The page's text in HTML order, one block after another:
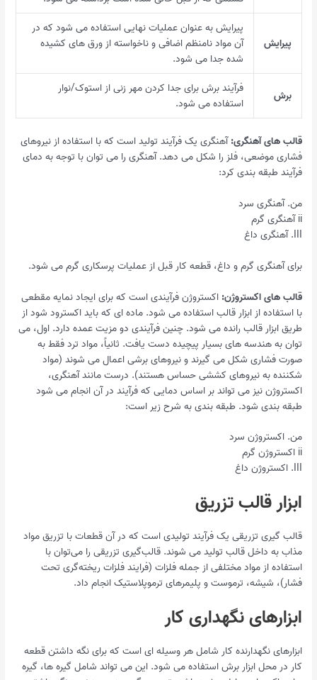
پیرایش
پیرایش به عنوان عملیات نهایی استفاده می شود که در
آن مواد نامنظم اضافی و ناخواسته از ورق های کشیده
شده جدا می شود.
برش
فرآیند برش برای جدا کردن مهر زنی از استوک/نوار
استفاده می شود.
قالب های آهنگری:آهنگری یک فرآیند تولید است که با استفاده از نیروهای
فشاری موضعی، فلز را شکل می دهد. آهنگری را می توان با توجه به دمای
فرآیند طبقه بندی کرد:
من. آهنگری سرد
ii آهنگری گرم
III. آهنگری داغ
برای آهنگری گرم و داغ، قطعه کار قبل از عملیات پرسکاری گرم می شود.
قالب های اکستروژن:اکستروژن فرآیندی است که برای ایجاد نمایه مقطعی
با استفاده از ابزار قالب استفاده می شود. ماده ای که باید اکسترود شود از
طریق ابزار قالب رانده می شود. چنین فرآیندی دو مزیت عمده دارد. اول، می
توان به هندسه های بسیار پیچیده دست یافت. ثانیاً، مواد ترد فقط به
صورت فشاری شکل می گیرند و نیروهای برشی اعمال می شوند (مواد
شکننده به نیروهای کششی حساس هستند). درست مانند آهنگری،
اکستروژن نیز می تواند بر اساس دمایی که فرآیند در آن انجام می شود
طبقه بندی شود. طبقه بندی به شرح زیر است:
من. اکستروژن سرد
ii اکستروژن گرم
III. اکستروژن داغ
ابزار قالب تزریق
قالب گیری تزریقی یک فرآیند تولیدی است که در آن قطعات با تزریق مواد
مذاب به داخل قالب تولید می شوند. قالب‌گیری تزریقی را می‌توان با
استفاده از مواد مختلفی از جمله فلزات (فرایند فلزات ریخته‌گری تحت
فشار)، شیشه، ترموست و پلیمرهای ترموپلاستیک انجام داد.
ابزارهای نگهداری کار
ابزارهای نگهدارنده کار شامل هر وسیله ای است که برای نگه داشتن قطعه
کار در محل ابزار برش استفاده می شود. این می تواند شامل گیره ها، گیره